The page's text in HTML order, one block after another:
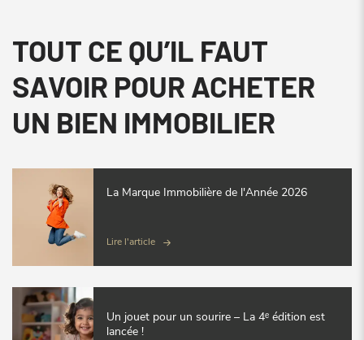
TOUT CE QU’IL FAUT
SAVOIR POUR ACHETER
UN BIEN IMMOBILIER
La Marque Immobilière de l'Année 2026
Lire l'article
Un jouet pour un sourire – La 4ᵉ édition est
lancée !